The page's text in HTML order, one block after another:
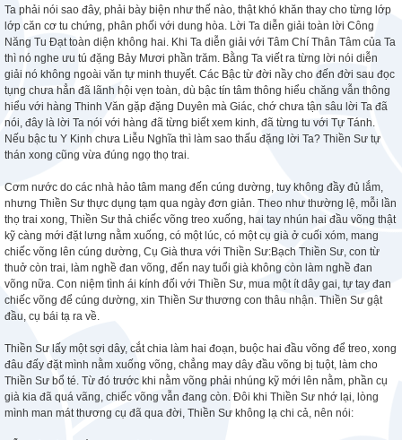
Ta phải nói sao đây, phải bày biện như thế nào, thật khó khăn thay cho từng lớp
lớp căn cơ tu chứng, phân phối với dung hòa. Lời Ta diễn giải toàn lời Công
Năng Tu Đạt toàn diện không hai. Khi Ta diễn giải với Tâm Chí Thân Tâm của Ta
thì nó nghe ưu tú đặng Bảy Mươi phần trăm. Bằng Ta viết ra từng lời nói diễn
giải nó không ngoài văn tự minh thuyết. Các Bậc từ đời nầy cho đến đời sau đọc
tụng chưa hẳn đã lãnh hội vẹn toàn, dù bậc tín tâm thông hiểu chăng vẫn thông
hiểu với hàng Thinh Văn gặp đặng Duyên mà Giác, chớ chưa tận sâu lời Ta đã
nói, đây là lời Ta nói với hàng đã từng biết xem kinh, đã từng tu với Tự Tánh.
Nếu bậc tu Y Kinh chưa Liễu Nghĩa thì làm sao thấu đặng lời Ta? Thiền Sư tự
thán xong cũng vừa đúng ngọ thọ trai.
Cơm nước do các nhà hảo tâm mang đến cúng dường, tuy không đầy đủ lắm,
nhưng Thiền Sư thực dụng tạm qua ngày đơn giản. Theo như thường lệ, mỗi lần
thọ trai xong, Thiền Sư thả chiếc võng treo xuống, hai tay nhún hai đầu võng thật
kỹ càng mới đặt lưng nằm xuống, có một lúc, có một cụ già ở cuối xóm, mang
chiếc võng lên cúng dường, Cụ Già thưa với Thiền Sư:Bạch Thiền Sư, con từ
thuở còn trai, làm nghề đan võng, đến nay tuổi già không còn làm nghề đan
võng nữa. Con niệm tình ái kính đối với Thiền Sư, mua một ít dây gai, tự tay đan
chiếc võng để cúng dường, xin Thiền Sư thương con thâu nhận. Thiền Sư gật
đầu, cụ bái tạ ra về.
Thiền Sư lấy một sợi dây, cắt chia làm hai đoạn, buộc hai đầu võng để treo, xong
đâu đấy đặt mình nằm xuống võng, chẳng may dây đầu võng bị tuột, làm cho
Thiền Sư bổ té. Từ đó trước khi nằm võng phải nhúng kỹ mới lên nằm, phần cụ
già kia đã quá vãng, chiếc võng vẫn đang còn. Đôi khi Thiền Sư nhớ lại, lòng
mình man mát thương cụ đã qua đời, Thiền Sư không lạ chi cả, nên nói: